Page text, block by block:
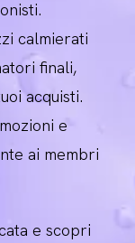
calmierati
finali,
acquisti.
e
ai membri
e scopri